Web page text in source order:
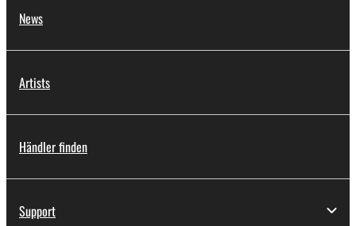
News
Artists
Händler finden
Support